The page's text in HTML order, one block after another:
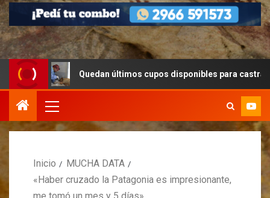
Quedan últimos cupos disponibles para castraciones de
Inicio
MUCHA DATA
«Haber cruzado la Patagonia es impresionante,
me tomó un mes y 5 días»